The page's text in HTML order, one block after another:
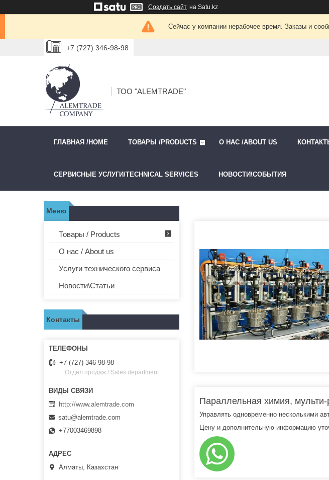
Создать сайт на Satu.kz
Сейчас у компании нерабочее время. Заказы и
+7 (727) 346-98-98
ТОО "ALEMTRADE"
ГЛАВНАЯ /HOME ТОВАРЫ /PRODUCTS О НАС /ABOUT US
СЕРВИСНЫЕ УСЛУГИ/TECHNICAL SERVICES НОВОСТИ\СОБЫТИЯ
Параллельная химия, мульти-
Управлять одновременно несколькими
Цену и дополнительную информацию
Товары / Products
О нас / About us
Услуги технического сервиса
Новости\Статьи
Контакты
+7 (727) 346-98-98
Отдел продаж / Sales department
http://www.alemtrade.com
satu@alemtrade.com
+77003469898
Алматы, Казахстан